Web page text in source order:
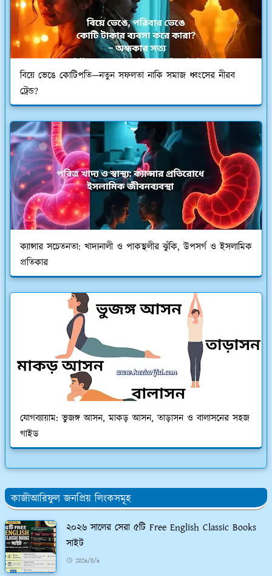
বিয়ে ভেঙে কোটিপতি—নতুন সফলতা নাকি সমাজ ধ্বংসের নীরব
ট্রেন্ড?
ক্যান্সার সচেতনতা: খাদ্যনালী ও পাকস্থলীর ঝুঁকি, উপসর্গ ও ইসলামিক
প্রতিকার
যোগব্যায়াম: ভুজঙ্গ আসন, মাকড় আসন, তাড়াসন ও বালাসনের সহজ
গাইড
কাজীআরিফুল জনপ্রিয় লিংকসমূহ
২০২৬ সালের সেরা ৫টি Free English Classic Books
সাইট
2026/8/6